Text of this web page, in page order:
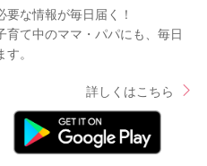
な情報が毎日届く！
て中のママ・パパにも、毎日
。
詳しくはこちら